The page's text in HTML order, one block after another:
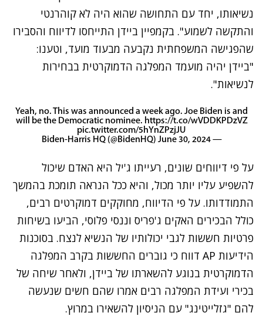
נשיאותו, יחד עם התחושה שהוא היה לא קוהרנטי
והתקשה לשמוע". בקמפיין ביידן התייחסו לדיווח והסבירו
שהפגישה המשפחתית נקבעה מבעוד מועד, וטענו:
"ביידן יהיה מועמד המפלגה הדמוקרטית בבחירות
לנשיאות".
Yeah, no. This was announced a week ago. Joe Biden is and
will be the Democratic nominee. https://t.co/wVDDKPDzVZ
pic.twitter.com/5hYnZPzjJU
— Biden-Harris HQ (@BidenHQ)
June 30, 2024
על פי דיווחים שונים, רעייתו ג'יל היא האדם שיכול
להשפיע עליו יותר מכול, והיא ככל הנראה תומכת בהמשך
התמודדותו. על פי הדיווח, מחוקקים דמוקרטים רבים,
כולל הבכירים האקים ג'פריס וננסי פלוסי, הביעו בשיחות
פרטיות חששות לגבי יכולותיו של הנשיא לנצח. בסוכנות
הידיעות AP דווח כי גוברים החששות בקרב המפלגה
הדמוקרטית בנוגע להשארתו של ביידן, ולאחר שיחה של
בכירי ועידת המפלגה רבים אמרו שהם חשים שנעשה
להם "גזלייטינג" עם הניסיון להשאירו במרוץ.